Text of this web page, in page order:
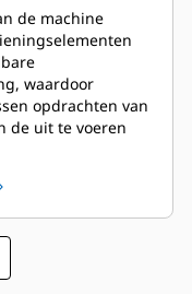
de machine
waardoor
opdrachten van
de uit te voeren
de tandwielen
gesmeerd,
van de
bevat één